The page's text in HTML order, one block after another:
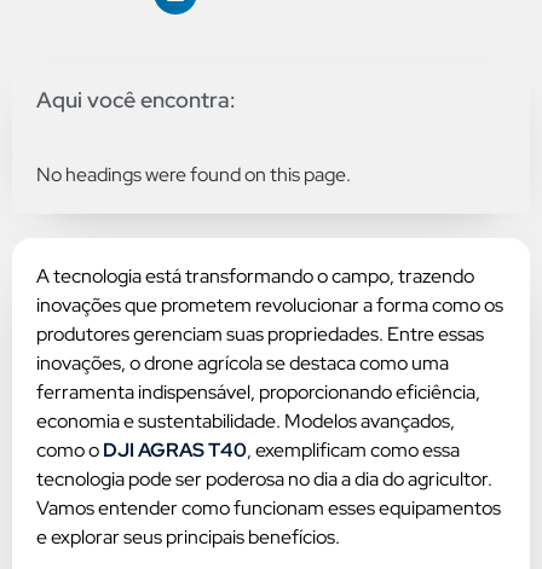
Aqui você encontra:
No headings were found on this page.
A tecnologia está transformando o campo, trazendo
inovações que prometem revolucionar a forma como os
produtores gerenciam suas propriedades. Entre essas
inovações, o drone agrícola se destaca como uma
ferramenta indispensável, proporcionando eficiência,
economia e sustentabilidade. Modelos avançados,
como oDJI AGRAS T40,exemplificam como essa
tecnologia pode ser poderosa no dia a dia do agricultor.
Vamos entender como funcionam esses equipamentos
e explorar seus principais benefícios.